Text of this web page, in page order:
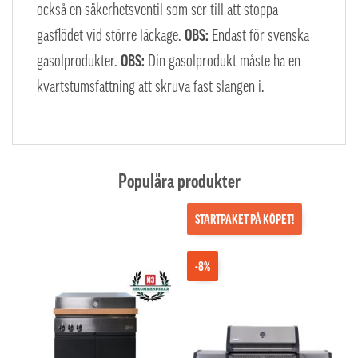
också en säkerhetsventil som ser till att stoppa
gasflödet vid större läckage. OBS: Endast för svenska
gasolprodukter. OBS: Din gasolprodukt måste ha en
kvartstumsfattning att skruva fast slangen i.
Populära produkter
-8%
STARTPAKET PÅ KÖPET!